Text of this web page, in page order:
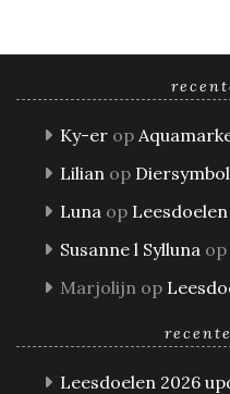
Ky-er op
Lilian op
Luna op
Susanne l Sylluna op
Marjolijn op
Leesdoelen 2026